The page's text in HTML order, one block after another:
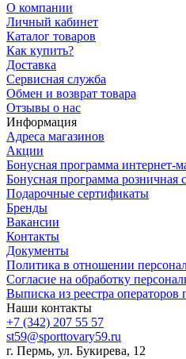
О компании
Личный кабинет
Каталог товаров
Как купить?
Доставка
Сервисная служба
Обмен и возврат товара
Отзывы о нас
Информация
Адреса магазинов
Акции
Бонусная программа интернет-
Бонусная программа розничная
Подарочные сертификаты
Бренды
Вакансии
Контакты
Документы
Политика в отношении
Согласие на обработку
Выписка из реестра
Наши контакты
+7 (342) 207 55 57
st59@sporttovary59.ru
г. Пермь, ул. Букирева, 12